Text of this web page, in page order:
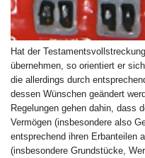
Hat der
übernehmen, so orientiert er
die allerdings durch
dessen Wünschen geändert
Regelungen gehen dahin, dass
Vermögen (insbesondere also
entsprechend ihren Erbanteilen
(insbesondere Grundstücke,